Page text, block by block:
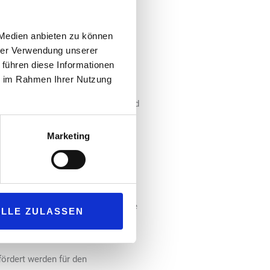
anbieten zu können
Verwendung unserer
diese Informationen
Rahmen Ihrer Nutzung
Marketing
ZULASSEN
des DVGW zuletzt
den teilnehmenden Akteuren
dass er die derzeit größte
den Ausbau von Infrastruktur und
Erleichterung von
gemäß ihrem Motto eines
beschreiten, um den
und planbare
Wirkungsgrad, wie etwa die
(Kraft-Wärme-Kopplung) für die
werden für den